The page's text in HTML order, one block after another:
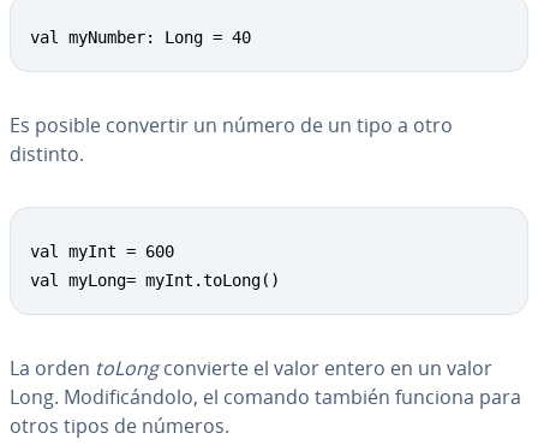
val myNumber: Long = 40
Es posible convertir un número de un tipo a otro
distinto.
val myInt = 600
val myLong= myInt.toLong()
La orden toLongconvierte el valor entero en un valor
Long. Mo­di­fi­cá­n­do­lo, el comando también funciona para
otros tipos de números.